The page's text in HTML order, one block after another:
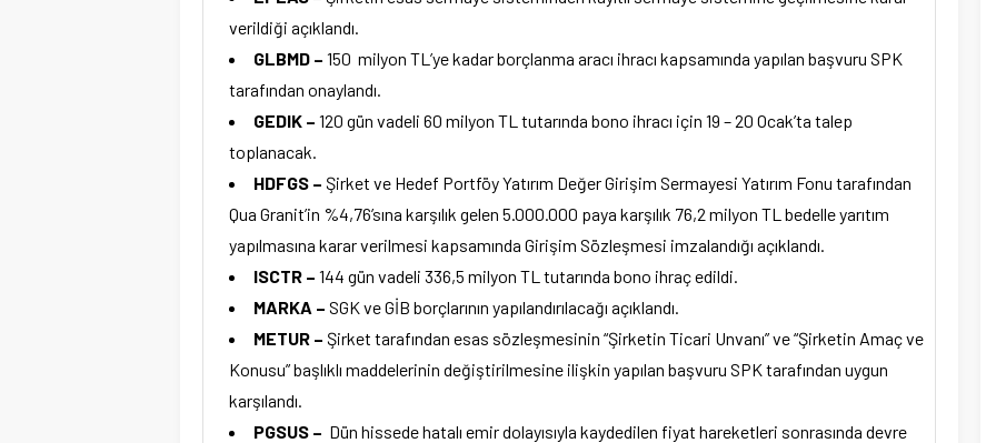
verildiği açıklandı.
GLBMD – 150 milyon TL’ye kadar borçlanma aracı ihracı kapsamında yapılan başvuru SPK
tarafından onaylandı.
GEDIK – 120 gün vadeli 60 milyon TL tutarında bono ihracı için 19 – 20 Ocak’ta talep
toplanacak.
HDFGS – Şirket ve Hedef Portföy Yatırım Değer Girişim Sermayesi Yatırım Fonu tarafından
Qua Granit’in %4,76’sına karşılık gelen 5.000.000 paya karşılık 76,2 milyon TL bedelle yarıtım
yapılmasına karar verilmesi kapsamında Girişim Sözleşmesi imzalandığı açıklandı.
ISCTR – 144 gün vadeli 336,5 milyon TL tutarında bono ihraç edildi.
MARKA – SGK ve GİB borçlarının yapılandırılacağı açıklandı.
METUR – Şirket tarafından esas sözleşmesinin “Şirketin Ticari Unvanı” ve “Şirketin Amaç ve
Konusu” başlıklı maddelerinin değiştirilmesine ilişkin yapılan başvuru SPK tarafından uygun
karşılandı.
PGSUS – Dün hissede hatalı emir dolayısıyla kaydedilen fiyat hareketleri sonrasında devre